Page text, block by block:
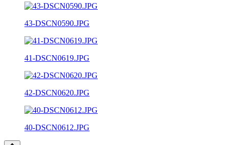
43-DSCN0590.JPG
41-DSCN0619.JPG
42-DSCN0620.JPG
40-DSCN0612.JPG